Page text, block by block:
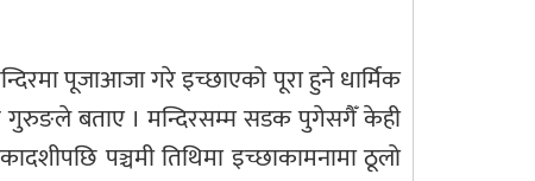
पूजाआजा गरे इच्छाएको पूरा हुने धार्मिक
गुरुङले बताए । मन्दिरसम्म सडक पुगेसगैँ केही
पञ्चमी तिथिमा इच्छाकामनामा ठूलो